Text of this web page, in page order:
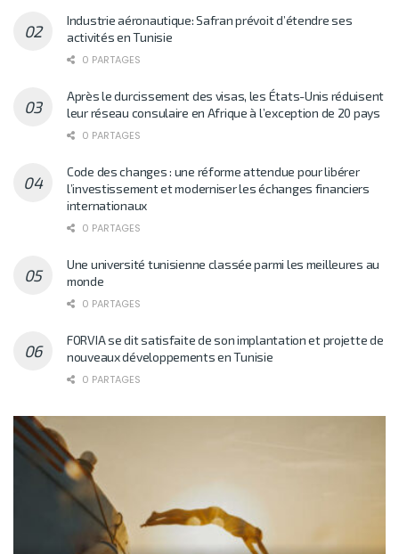
Industrie aéronautique: Safran prévoit d’étendre ses
activités en Tunisie
0 PARTAGES
Après le durcissement des visas, les États-Unis réduisent
leur réseau consulaire en Afrique à l’exception de 20 pays
0 PARTAGES
Code des changes : une réforme attendue pour libérer
l’investissement et moderniser les échanges financiers
internationaux
0 PARTAGES
Une université tunisienne classée parmi les meilleures au
monde
0 PARTAGES
FORVIA se dit satisfaite de son implantation et projette de
nouveaux développements en Tunisie
0 PARTAGES